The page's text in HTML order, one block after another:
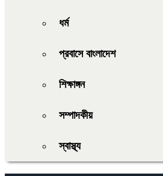
ধর্ম
প্রবাসে বাংলাদেশ
শিক্ষাঙ্গন
সম্পাদকীয়
স্বাস্থ্য